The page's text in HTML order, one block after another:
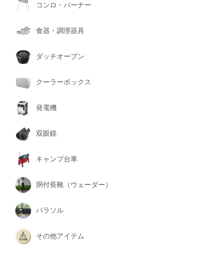
コンロ・バーナー
食器・調理器具
ダッチオーブン
クーラーボックス
発電機
双眼鏡
キャンプ台車
胴付長靴（ウェーダー）
パラソル
その他アイテム